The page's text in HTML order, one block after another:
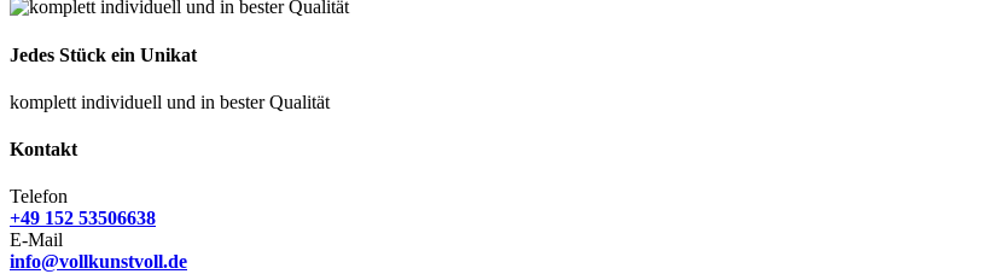
Jedes Stück ein Unikat
komplett individuell und in bester Qualität
Kontakt
Telefon
+49 152 53506638
E-Mail
info@vollkunstvoll.de